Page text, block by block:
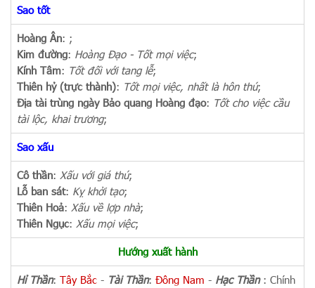
Sao tốt
Hoàng Ân: ;
Kim đường: Hoàng Đạo - Tốt mọi việc;
Kính Tâm: Tốt đối với tang lễ;
Thiên hỷ (trực thành): Tốt mọi việc, nhất là hôn thú;
Địa tài trùng ngày Bảo quang Hoàng đạo: Tốt cho việc cầu
tài lộc, khai trương;
Sao xấu
Cô thần: Xấu với giá thú;
Lỗ ban sát: Kỵ khởi tạo;
Thiên Hoả: Xấu về lợp nhà;
Thiên Ngục: Xấu mọi việc;
Hướng xuất hành
Hỉ Thần: Tây Bắc - Tài Thần: Đông Nam - Hạc Thần: Chính